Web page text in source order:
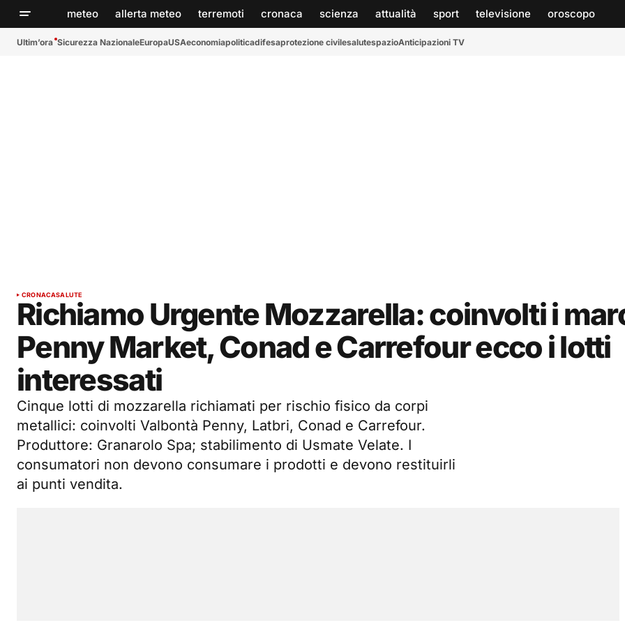
meteo allerta meteo terremoti cronaca scienza attualità sport televisione oroscopo
Ultim’ora Sicurezza NazionaleEuropaUSAeconomiapoliticadifesaprotezione civilesalutespazioAnticipazioni TV
CRONACASALUTE
Richiamo Urgente Mozzarella: coinvolti i
Penny Market, Conad e Carrefour ecco i lotti
interessati
Cinque lotti di mozzarella richiamati per rischio fisico da corpi
metallici: coinvolti Valbontà Penny, Latbri, Conad e Carrefour.
Produttore: Granarolo Spa; stabilimento di Usmate Velate. I
consumatori non devono consumare i prodotti e devono restituirli
ai punti vendita.